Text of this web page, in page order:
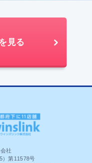
見る
社
）第11578号